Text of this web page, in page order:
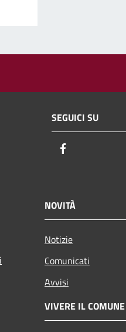
SEGUICI SU
NOVITÀ
Notizie
Comunicati
Avvisi
VIVERE IL COMUNE